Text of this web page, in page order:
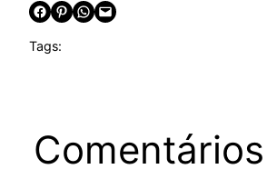
Share on Facebook Share on Pinterest Share on WhatsApp Email this Page
Tags:
Comentários